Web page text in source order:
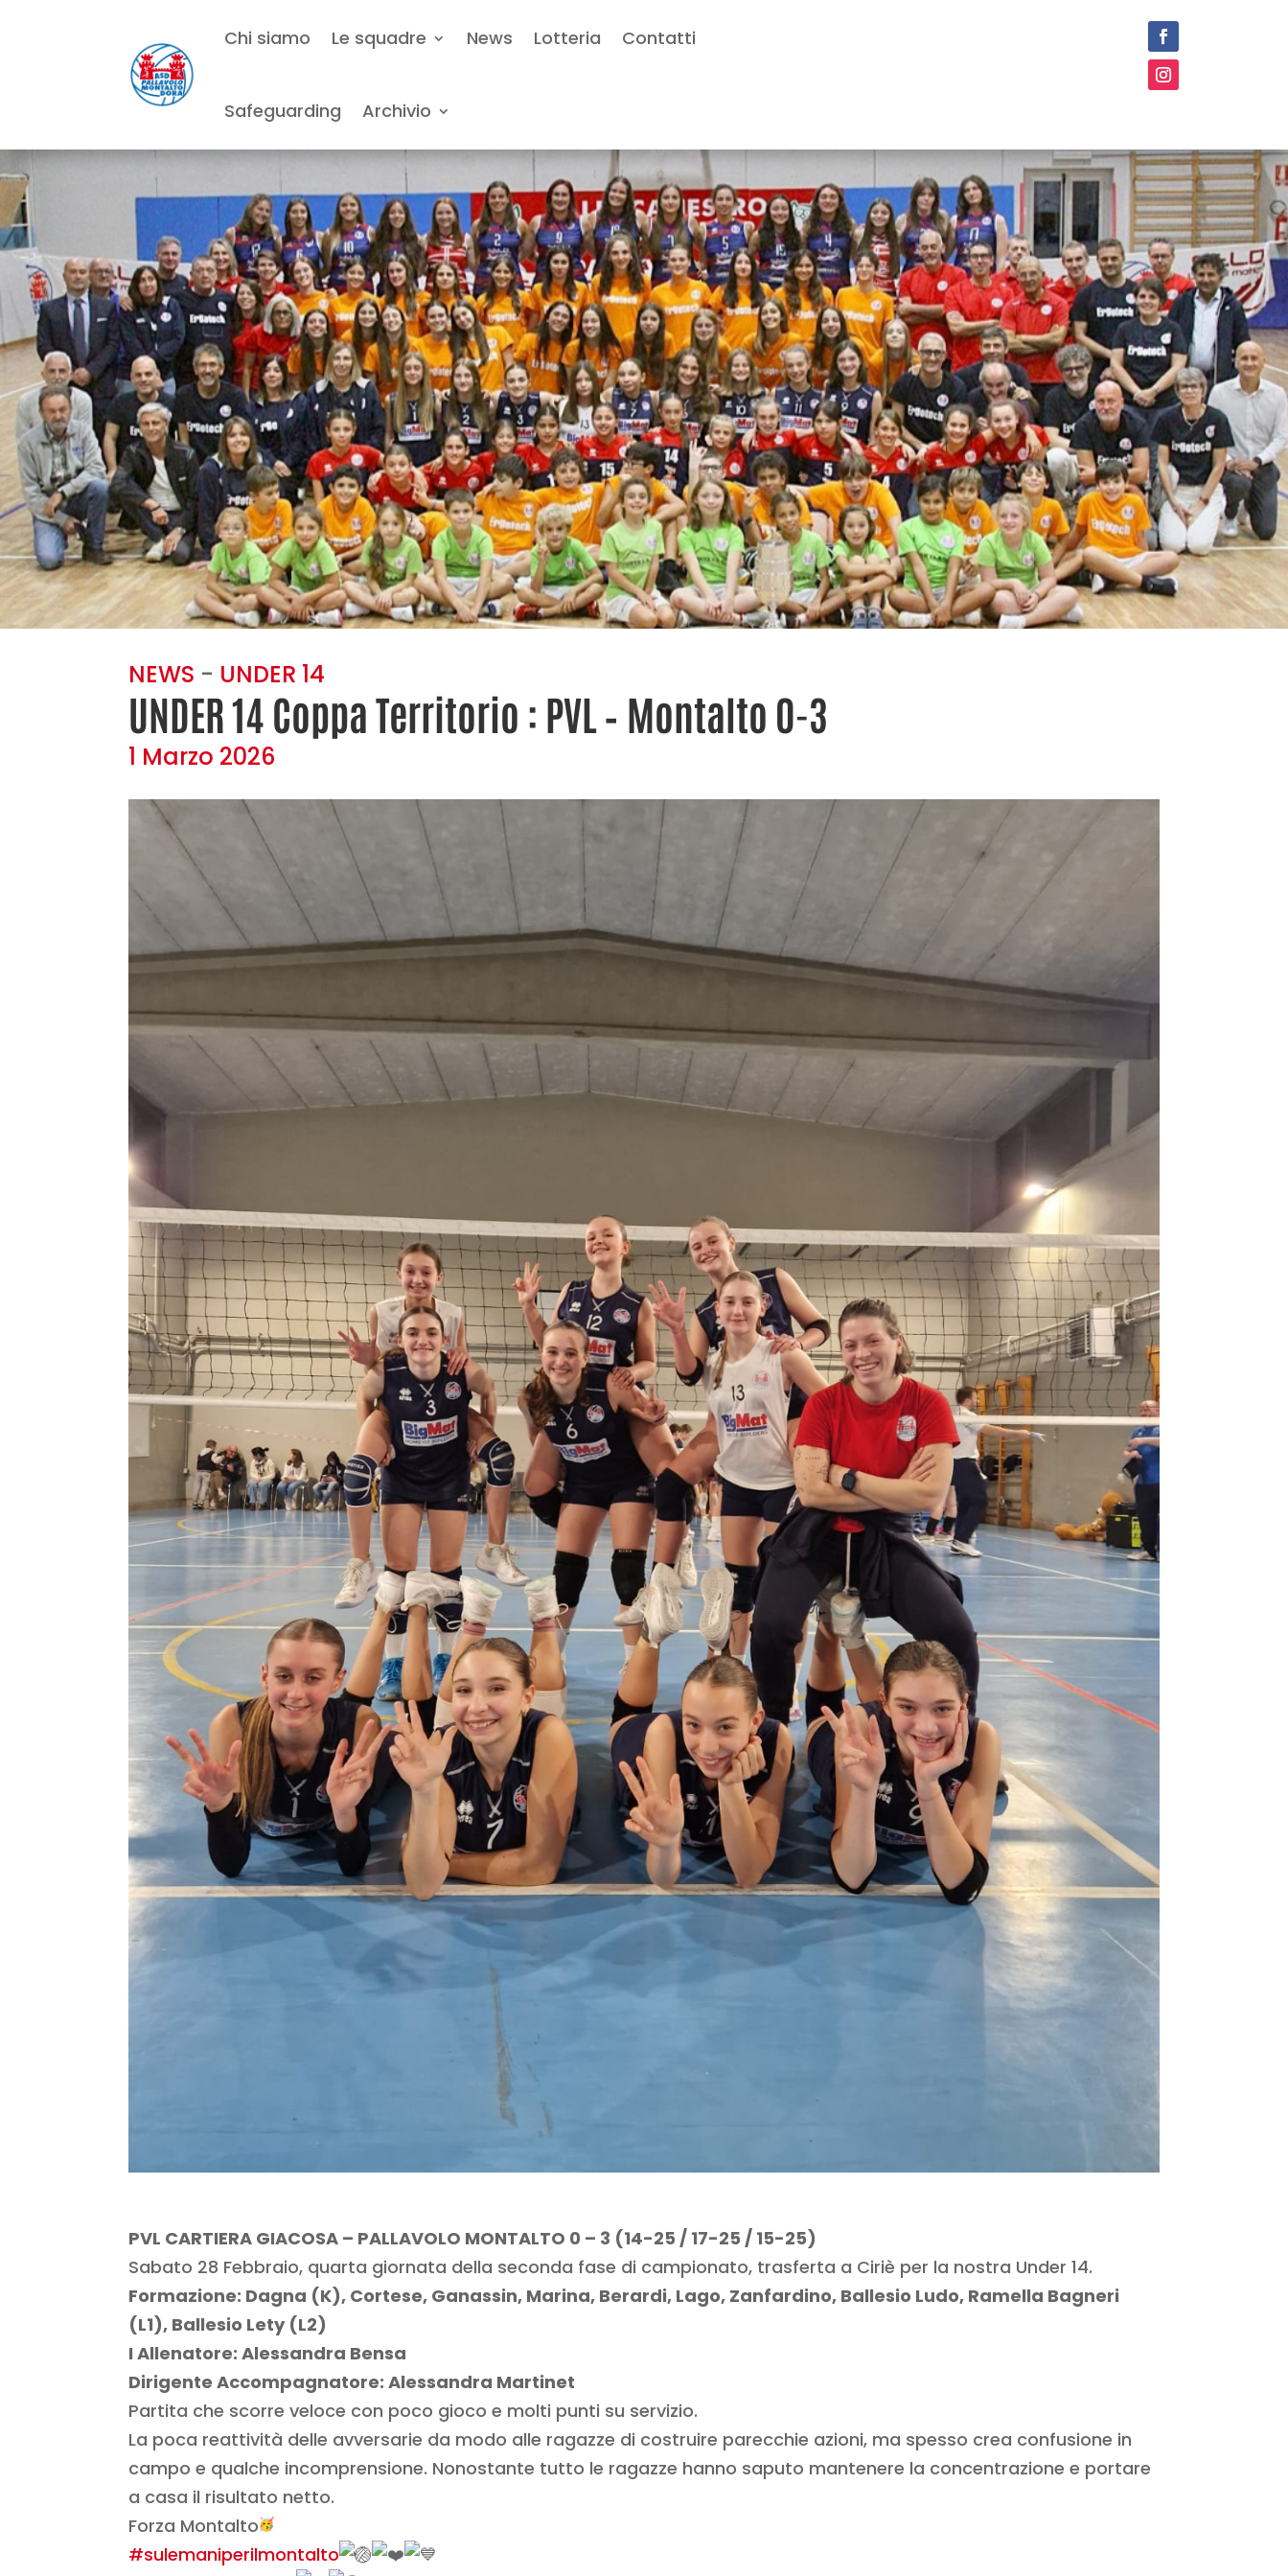
Chi siamo Le squadre News Lotteria Contatti
Safeguarding Archivio
NEWS - UNDER 14
UNDER 14 Coppa Territorio : PVL – Montalto 0-3
1 Marzo 2026
PVL CARTIERA GIACOSA – PALLAVOLO MONTALTO 0 – 3 (14-25 / 17-25 / 15-25)
Sabato 28 Febbraio, quarta giornata della seconda fase di campionato, trasferta a Ciriè per la nostra Under 14.
Formazione: Dagna (K), Cortese, Ganassin, Marina, Berardi, Lago, Zanfardino, Ballesio Ludo, Ramella Bagneri
(L1), Ballesio Lety (L2)
I Allenatore: Alessandra Bensa
Dirigente Accompagnatore: Alessandra Martinet
Partita che scorre veloce con poco gioco e molti punti su servizio.
La poca reattività delle avversarie da modo alle ragazze di costruire parecchie azioni, ma spesso crea confusione in
campo e qualche incomprensione. Nonostante tutto le ragazze hanno saputo mantenere la concentrazione e portare
a casa il risultato netto.
Forza Montalto
#sulemaniperilmontalto